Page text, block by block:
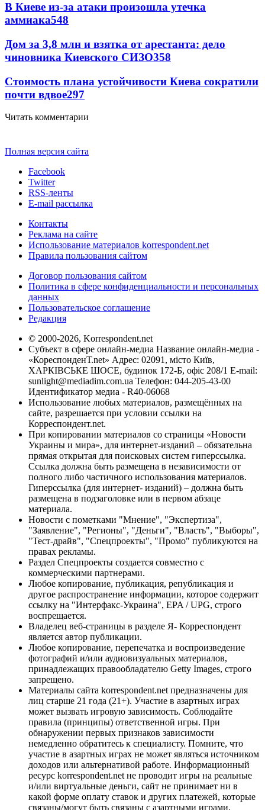
В Киеве из-за атаки произошла утечка
аммиака548
Дом за 3,8 млн и взятка от арестанта: дело
чиновника Киевского СИЗО358
Стоимость плана устойчивости Киева сократили
почти вдвое297
Читать комментарии
Полная версия сайта
Facebook
Twitter
RSS-ленты
E-mail рассылка
Контакты
Реклама на сайте
Использование материалов korrespondent.net
Правила пользования сайтом
Договор пользования сайтом
Политика в сфере конфиденциальности и персональных
данных
Пользовательское соглашение
Редакция
© 2000-2026, Korrespondent.net
Субъект в сфере онлайн-медиа Название онлайн-медиа -
«КореспонденТ.net» Адрес: 02091, місто Київ,
ХАРКІВСЬКЕ ШОСЕ, будинок 172-Б, офіс 208/1 E-mail:
sunlight@mediadim.com.ua Телефон: 044-205-43-00
Идентификатор медиа - R40-06068
Использование любых материалов, размещённых на
сайте, разрешается при условии ссылки на
Корреспондент.net.
При копировании материалов со страницы «Новости
Украины и мира», для интернет-изданий – обязательна
прямая открытая для поисковых систем гиперссылка.
Ссылка должна быть размещена в независимости от
полного либо частичного использования материалов.
Гиперссылка (для интернет- изданий) – должна быть
размещена в подзаголовке или в первом абзаце
материала.
Новости с пометками "Мнение", "Экспертиза",
"Заявление", "Регионы", "Деньги", "Власть", "Выборы",
"Тест-драйв", "Спецпроекты", "Промо" публикуются на
правах рекламы.
Раздел Спецпроекты создается совместно с
коммерческими партнерами.
Любое копирование, публикация, републикация и
другое распространение информации, которое содержит
ссылку на "Интерфакс-Украина", EPA / UPG, строго
воспрещается.
Владелец веб-страницы в разделе Я- Корреспондент
является автор публикации.
Любое копирование, перепечатка и воспроизведение
фотографий и/или аудиовизуальных материалов,
принадлежащих правообладателю Getty Images, строго
запрещено.
Материалы сайта korrespondent.net предназначены для
лиц старше 21 года (21+). Участие в азартных играх
может вызвать игровую зависимость. Соблюдайте
правила (принципы) ответственной игры. При
обнаружении первых признаков зависимости
немедленно обратитесь к специалисту. Помните, что
участие в азартных играх не может являться источником
доходов или альтернативой работе. Информационный
ресурс korrespondent.net не проводит игры на реальные
и/или виртуальные деньги, сайт не принимает ни в
какой форме оплату ставок и других платежей, которые
связаны/могут быть связаны с азартными играми,